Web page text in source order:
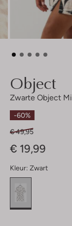
Object
Zwarte Object
-60%
€ 49,95
€ 19,99
Kleur: Zwart